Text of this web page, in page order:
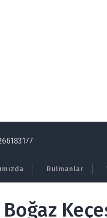
Rulmanlar